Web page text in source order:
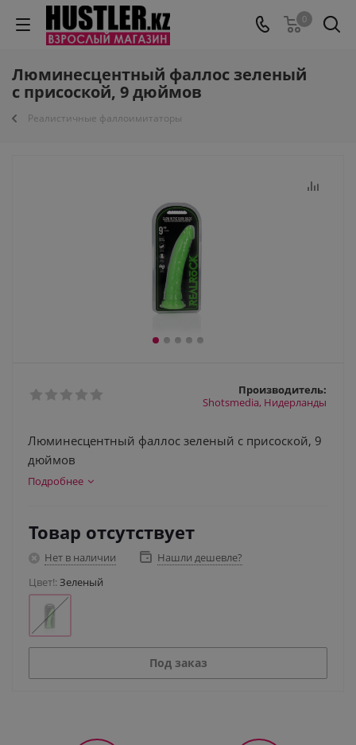
0
Люминесцентный фаллос зеленый
с присоской, 9 дюймов
Реалистичные фаллоимитаторы
Производитель:
Shotsmedia, Нидерланды
Люминесцентный фаллос зеленый с присоской, 9
дюймов
Подробнее
Товар отсутствует
Нет в наличии
Нашли дешевле?
Цвет!: Зеленый
Под заказ